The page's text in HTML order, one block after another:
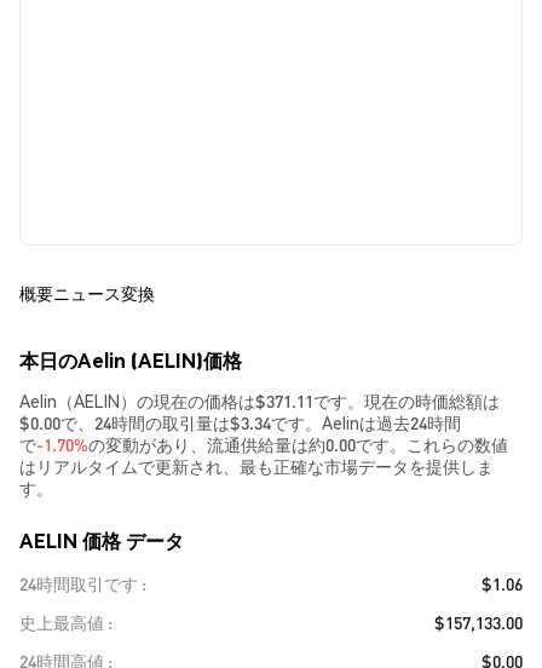
概要ニュース変換
本日のAelin (AELIN)価格
Aelin（AELIN）の現在の価格は$371.11です。現在の時価総額は
$0.00で、24時間の取引量は$3.34です。Aelinは過去24時間
で-1.70%の変動があり、流通供給量は約0.00です。これらの数値
はリアルタイムで更新され、最も正確な市場データを提供しま
す。
AELIN 価格 データ
24時間取引です
$1.06
史上最高値
$157,133.00
24時間高値
$0.00